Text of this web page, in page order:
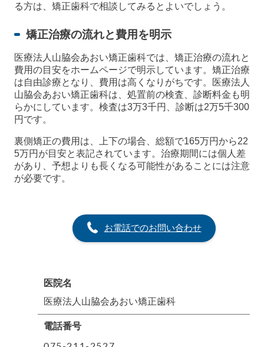
る方は、矯正歯科で相談してみるとよいでしょう。
矯正治療の流れと費用を明示
医療法人山脇会あおい矯正歯科では、矯正治療の流れと
費用の目安をホームページで明示しています。矯正治療
は自由診療となり、費用は高くなりがちです。医療法人
山脇会あおい矯正歯科は、処置前の検査、診断料金も明
らかにしています。検査は3万3千円、診断は2万5千300
円です。
裏側矯正の費用は、上下の場合、総額で165万円から22
5万円が目安と表記されています。治療期間には個人差
があり、予想よりも長くなる可能性があることには注意
が必要です。
お電話でのお問い合わせ
医院名
医療法人山脇会あおい矯正歯科
電話番号